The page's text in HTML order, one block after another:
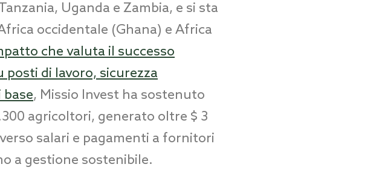
Uganda e Zambia, e si sta
occidentale (Ghana) e Africa
che valuta il successo
di lavoro, sicurezza
base, Missio Invest ha sostenuto
agricoltori, generato oltre $ 3
salari e pagamenti a fornitori
a gestione sostenibile.